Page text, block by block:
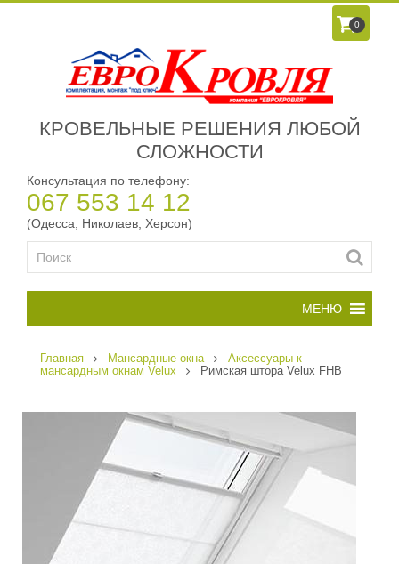
0
КРОВЕЛЬНЫЕ РЕШЕНИЯ ЛЮБОЙ
СЛОЖНОСТИ
Консультация по телефону:
067 553 14 12
(Одесса, Николаев, Херсон)
Главная Мансардные окна
Аксессуары к
мансардным окнам Velux
Римская штора Velux FHB